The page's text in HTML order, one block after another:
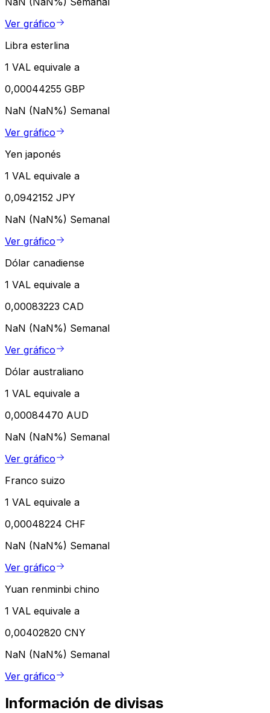
Ver gráfico
Libra esterlina
1 VAL equivale a
0,00044255 GBP
NaN (NaN%) Semanal
Ver gráfico
Yen japonés
1 VAL equivale a
0,0942152 JPY
NaN (NaN%) Semanal
Ver gráfico
Dólar canadiense
1 VAL equivale a
0,00083223 CAD
NaN (NaN%) Semanal
Ver gráfico
Dólar australiano
1 VAL equivale a
0,00084470 AUD
NaN (NaN%) Semanal
Ver gráfico
Franco suizo
1 VAL equivale a
0,00048224 CHF
NaN (NaN%) Semanal
Ver gráfico
Yuan renminbi chino
1 VAL equivale a
0,00402820 CNY
NaN (NaN%) Semanal
Ver gráfico
Información de divisas